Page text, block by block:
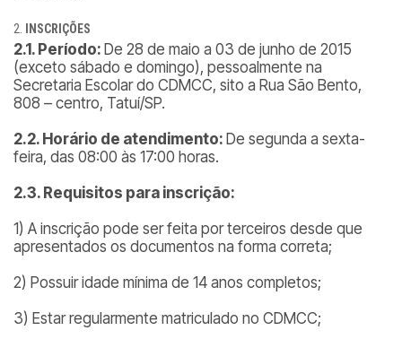
INSCRIÇÕES
2.1. Período: De 28 de maio a 03 de junho de 2015
(exceto sábado e domingo), pessoalmente na
Secretaria Escolar do CDMCC, sito a Rua São Bento,
808 – centro, Tatuí/SP.
2.2. Horário de atendimento: De segunda a sexta-
feira, das 08:00 às 17:00 horas.
2.3. Requisitos para inscrição:
1) A inscrição pode ser feita por terceiros desde que
apresentados os documentos na forma correta;
2) Possuir idade mínima de 14 anos completos;
3) Estar regularmente matriculado no CDMCC;